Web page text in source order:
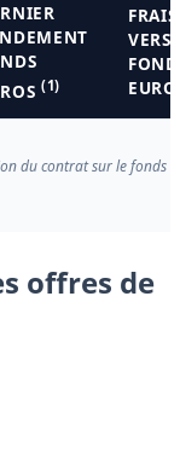
(1)
du contrat sur le fonds
offres de